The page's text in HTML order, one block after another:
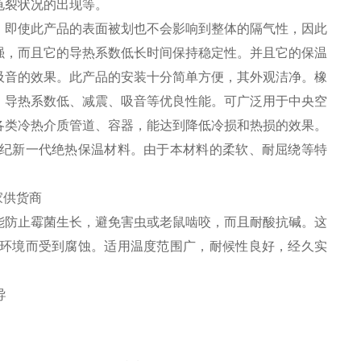
状况的出现等。
使此产品的表面被划也不会影响到整体的隔气性，因此
而且它的导热系数低长时间保持稳定性。并且它的保温
的效果。此产品的安装十分简单方便，其外观洁净。橡
热系数低、减震、吸音等优良性能。可广泛用于中央空
冷热介质管道、容器，能达到降低冷损和热损的效果。
新一代绝热保温材料。由于本材料的柔软、耐屈绕等特
止霉菌生长，避免害虫或老鼠啮咬，而且耐酸抗碱。这
境而受到腐蚀。适用温度范围广，耐候性良好，经久实